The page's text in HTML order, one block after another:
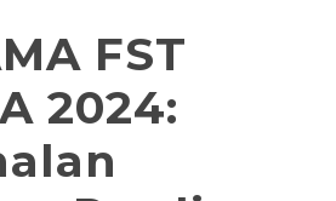
FST
2024: